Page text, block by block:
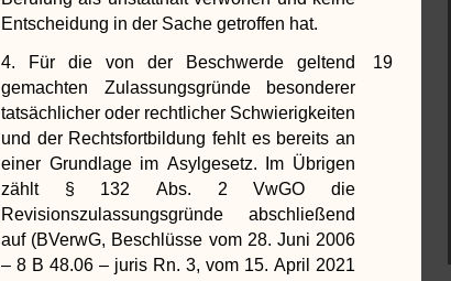
Entscheidung in der Sache getroffen hat.
19
4. Für die von der Beschwerde geltend
gemachten Zulassungsgründe besonderer
tatsächlicher oder rechtlicher Schwierigkeiten
und der Rechtsfortbildung fehlt es bereits an
einer Grundlage im Asylgesetz. Im Übrigen
zählt § 132 Abs. 2 VwGO die
Revisionszulassungsgründe abschließend
auf (BVerwG, Beschlüsse vom 28. Juni 2006
– 8 B 48.06 – juris Rn. 3, vom 15. April 2021